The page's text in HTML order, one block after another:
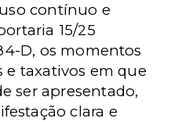
contínuo e
15/25
D, os momentos
e taxativos em que
ser apresentado,
clara e